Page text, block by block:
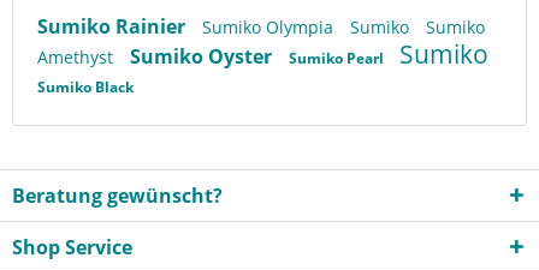
Sumiko Rainier Sumiko Olympia Sumiko
Sumiko
Amethyst
Sumiko Oyster Sumiko Pearl Sumiko
Sumiko Black
Beratung gewünscht?
Shop Service